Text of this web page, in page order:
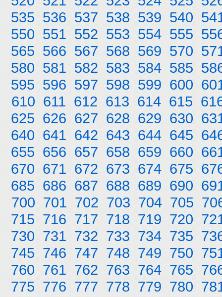
535 536 537 538 539 540
550 551 552 553 554 555
565 566 567 568 569 570
580 581 582 583 584 585
595 596 597 598 599 600
610 611 612 613 614 615
625 626 627 628 629 630
640 641 642 643 644 645
655 656 657 658 659 660
670 671 672 673 674 675
685 686 687 688 689 690
700 701 702 703 704 705
715 716 717 718 719 720
730 731 732 733 734 735
745 746 747 748 749 750
760 761 762 763 764 765
775 776 777 778 779 780